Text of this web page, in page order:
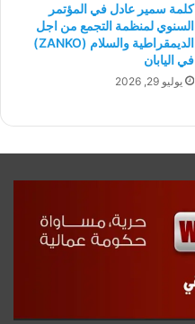
كلمة سمير عادل في المؤتمر
السنوي لمنظمة التجمع من اجل
الديمقراطية والسلام (ZANKO)
في اليابان
يوليو 29, 2026